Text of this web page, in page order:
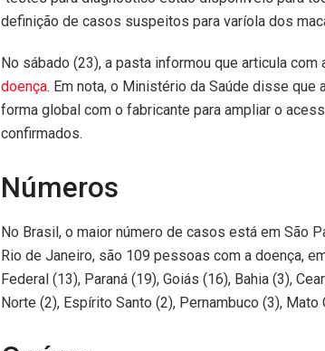
definição de casos suspeitos para varíola dos
No sábado (23), a pasta informou que articula com
doença. Em nota, o Ministério da Saúde disse
forma global com o fabricante para ampliar o
confirmados.
Números
No Brasil, o maior número de casos está em São
Rio de Janeiro, são 109 pessoas com a doença,
Federal (13), Paraná (19), Goiás (16), Bahia (3),
Norte (2), Espírito Santo (2), Pernambuco (3),